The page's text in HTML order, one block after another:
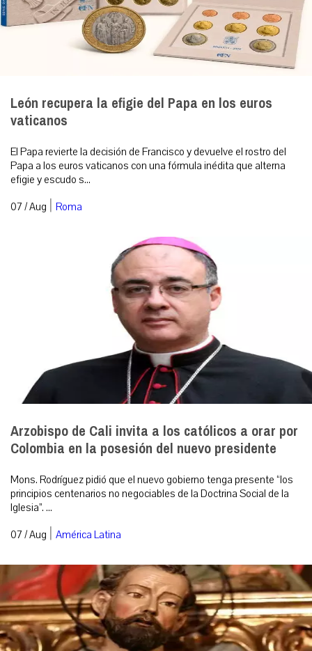
León recupera la efigie del Papa en los euros
vaticanos
El Papa revierte la decisión de Francisco y devuelve el rostro del
Papa a los euros vaticanos con una fórmula inédita que alterna
efigie y escudo s...
07 / Aug | Roma
Arzobispo de Cali invita a los católicos a orar por
Colombia en la posesión del nuevo presidente
Mons. Rodríguez pidió que el nuevo gobierno tenga presente “los
principios centenarios no negociables de la Doctrina Social de la
Iglesia”. ...
07 / Aug | América Latina